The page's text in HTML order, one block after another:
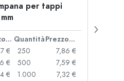
per tappi
Prezzo cad. Quantità
Prezzo cad.
€
€
€
250
7,86 €
500
7,59 €
1.000
7,32 €